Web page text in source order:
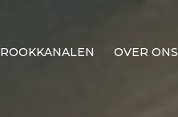
ROOKKANALEN OVER ONS